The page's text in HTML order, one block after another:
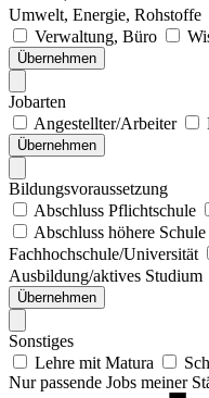
Umwelt, Energie, Rohstoffe
Verwaltung, Büro
Übernehmen
Jobarten
Angestellter/Arbeiter
Übernehmen
Bildungsvoraussetzung
Abschluss Pflichtschule
Abschluss höhere
Fachhochschule/Universität
Ausbildung/aktives Studium
Übernehmen
Sonstiges
Lehre mit Matura
Nur passende Jobs meiner